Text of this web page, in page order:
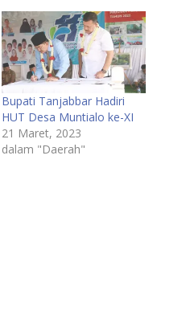
Bupati Tanjabbar Hadiri
HUT Desa Muntialo ke-XI
21 Maret, 2023
dalam "Daerah"